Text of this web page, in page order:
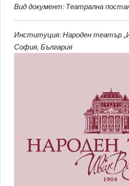
Вид документ: Театрална
Институция: Народен театър
София, България